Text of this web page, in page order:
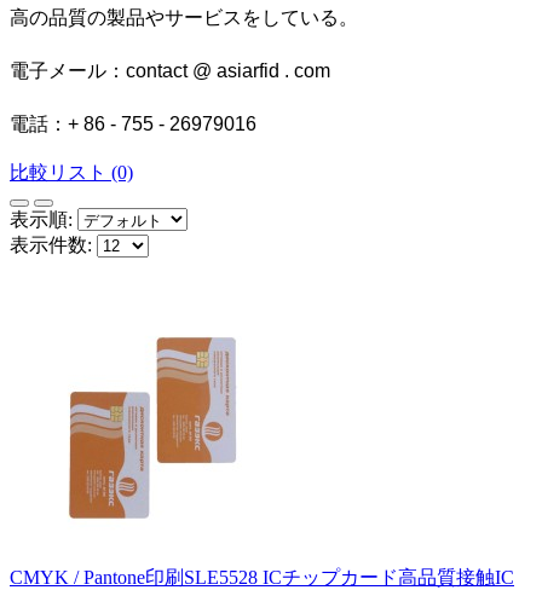
高の品質の製品やサービスをしている。
電子メール：contact @ asiarfid . com
電話：+ 86 - 755 - 26979016
比較リスト (0)
表示順:
表示件数:
CMYK / Pantone印刷SLE5528 ICチップカード高品質接触IC